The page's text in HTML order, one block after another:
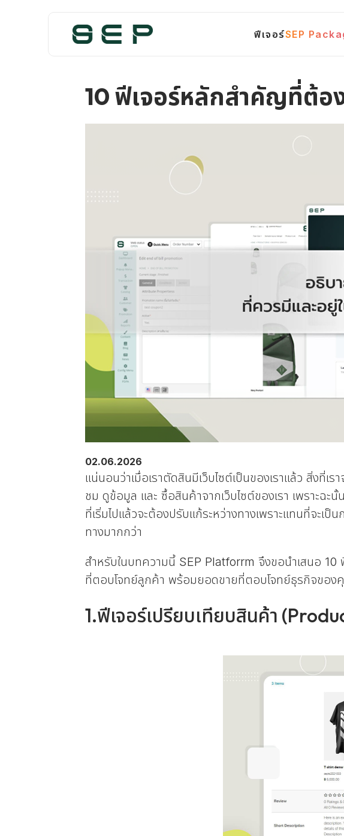
ฟีเจอร์SEP
10 ฟีเจอร์หลักสำคัญที่ต้อ
02.06.2026
แน่นอนว่าเมื่อเราตัดสินมีเว็บไซต์เป็นของเราแล้ว สิ่งที่
ชม ดูข้อมูล และ ซื้อสินค้าจากเว็บไซต์ของเรา เพราะฉะ
ที่เริ่มไปแล้วจะต้องปรับแก้ระหว่างทางเพราะแทนที่จะเป็
ทางมากกว่า
สำหรับในบทความนี้ SEP Platforrm จึงขอนำเสนอ
ที่ตอบโจทย์ลูกค้า พร้อมยอดขายที่ตอบโจทย์ธุรกิจขอ
1.ฟีเจอร์เปรียบเทียบสินค้า